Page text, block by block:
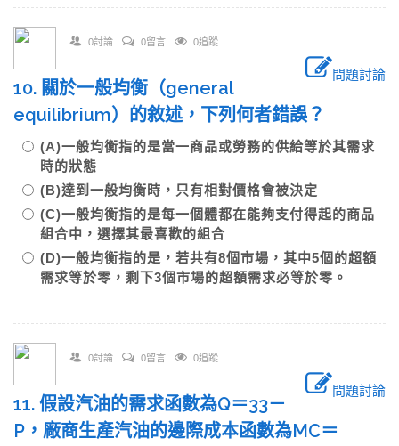
0討論 0留言 0追蹤
問題討論
10. 關於一般均衡（general
equilibrium）的敘述，下列何者錯誤？
(A)一般均衡指的是當一商品或勞務的供給等於其需求
時的狀態
(B)達到一般均衡時，只有相對價格會被決定
(C)一般均衡指的是每一個體都在能夠支付得起的商品
組合中，選擇其最喜歡的組合
(D)一般均衡指的是，若共有8個市場，其中5個的超額
需求等於零，剩下3個市場的超額需求必等於零。
0討論 0留言 0追蹤
問題討論
11. 假設汽油的需求函數為Q＝33－
P，廠商生產汽油的邊際成本函數為MC＝